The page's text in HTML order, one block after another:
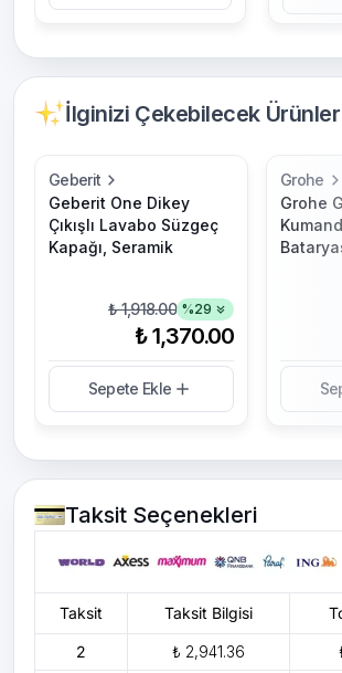
İlginizi Çekebilecek Ürünler
Geberit
Geberit One Dikey
Çıkışlı Lavabo Süzgeç
Kapağı, Seramik
₺ 1,918.00 %29
₺ 1,370.00
Sepete Ekle
Grohe
Grohe
Taksit Seçenekleri
Taksit Taksit Bilgisi
2 ₺ 2,941.36